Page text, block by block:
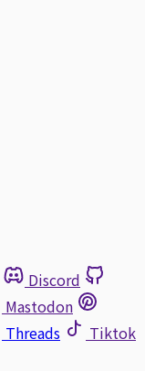
Discord
Mastodon
Threads
Tiktok